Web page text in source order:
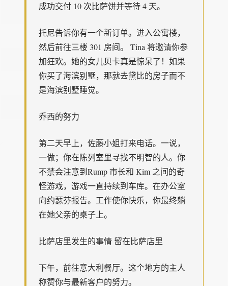
成功交付 10 次比萨饼并等待 4 天。
托尼告诉你有一个新订单。进入公寓楼，
然后前往三楼 301 房间。 Tina 将邀请你参
加狂欢。她的女儿贝卡真是惊呆了！如果
你买了海滨别墅，那就去黛比的房子而不
是海滨别墅睡觉。
乔西的努力
第二天早上，佐藤小姐打来电话。一说，
一做；你在陈列室里寻找不明智的人。你
不禁会注意到Rump 市长和 Kim 之间的奇
怪游戏，游戏一直持续到车库。在办公室
向约瑟芬报告。工作使你快乐，你最终躺
在她父亲的桌子上。
比萨店里发生的事情 留在比萨店里
下午，前往意大利餐厅。这个地方的主人
称赞你与最新客户的努力。